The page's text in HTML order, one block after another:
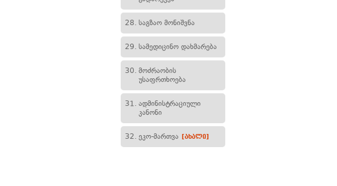
28. საგზაო მონიშვნა
29. სამედიცინო დახმარება
30. მოძრაობის
უსაფრთხოება
31. ადმინისტრაციული
კანონი
32. ეკო-მართვა [ახალი]